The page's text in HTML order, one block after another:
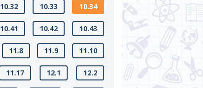
10.32 10.33 10.34
10.41 10.42 10.43
11.8 11.9 11.10
11.17 12.1 12.2